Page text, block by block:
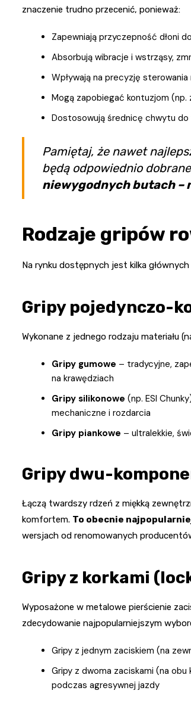
znaczenie trudno przecenić, ponieważ:
Zapewniają przyczepność dłoni
Absorbują wibracje i wstrząsy,
Wpływają na precyzję
Mogą zapobiegać kontuzjom
Dostosowują średnicę chwytu do
Pamiętaj, że nawet
będą odpowiednio
niewygodnych butach –
Rodzaje gripów
Na rynku dostępnych jest kilka
Gripy pojedynczo-
Wykonane z jednego rodzaju materiału
Gripy gumowe – tradycyjne,
na krawędziach
Gripy silikonowe (np. ESI
mechaniczne i rozdarcia
Gripy piankowe – ultralekkie,
Gripy dwu-
Łączą twardszy rdzeń z miękką
komfortem. To obecnie
wersjach od renomowanych
Gripy z korkami
Wyposażone w metalowe pierścienie
zdecydowanie najpopularniejszym
Gripy z jednym zaciskiem (na
Gripy z dwoma zaciskami (na
podczas agresywnej jazdy